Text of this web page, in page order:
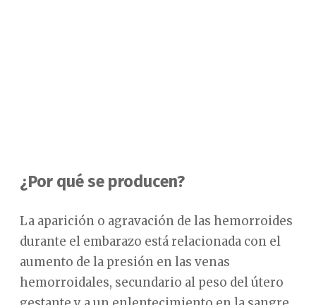
¿Por qué se producen?
La aparición o agravación de las hemorroides
durante el embarazo está relacionada con el
aumento de la presión en las venas
hemorroidales, secundario al peso del útero